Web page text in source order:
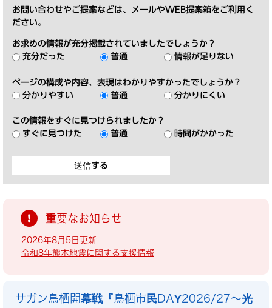
お問い合わせやご提案などは、メールやWEB提案箱をご利用く
ださい。
お求めの情報が充分掲載されていましたでしょうか？
充分だった
普通 情報が足りない
ページの構成や内容、表現はわかりやすかったでしょうか？
分かりやすい
普通 分かりにくい
この情報をすぐに見つけられましたか？
すぐに見つけた
普通 時間がかかった
重要なお知らせ
2026年8月5日更新
令和8年熊本地震に関する支援情報
サガン鳥栖開幕戦『鳥栖市民DAY2026/27～光